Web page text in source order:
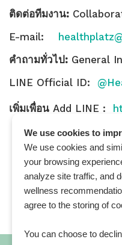
ติดต่อทีมงาน:
E-mail:
คำถามทั่วไป: General
LINE Official ID:
เพิ่มเพื่อน Add LINE :
We use cookies to
We use cookies and
your browsing
analyze site traffic, and
wellness
agree to the storing of
You can choose to